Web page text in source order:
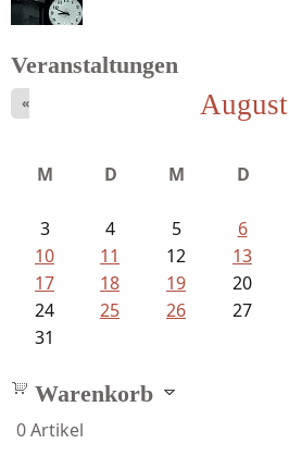
Veranstaltungen
August
«
M D M D
3
4 5 6
10
11 12 13
17
18 19 20
24
25 26 27
31
Warenkorb
0Artikel